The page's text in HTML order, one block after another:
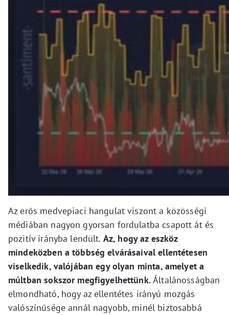
Az erős medvepiaci hangulat viszont a közösségi
médiában nagyon gyorsan fordulatba csapott át és
pozitív irányba lendült. Az, hogy az eszköz
mindeközben a többség elvárásaival ellentétesen
viselkedik, valójában egy olyan minta, amelyet a
múltban sokszor megfigyelhettünk.Általánosságban
elmondható, hogy az ellentétes irányú mozgás
valószínűsége annál nagyobb, minél biztosabbá